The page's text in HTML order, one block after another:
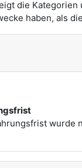
die
haben, als
wurde